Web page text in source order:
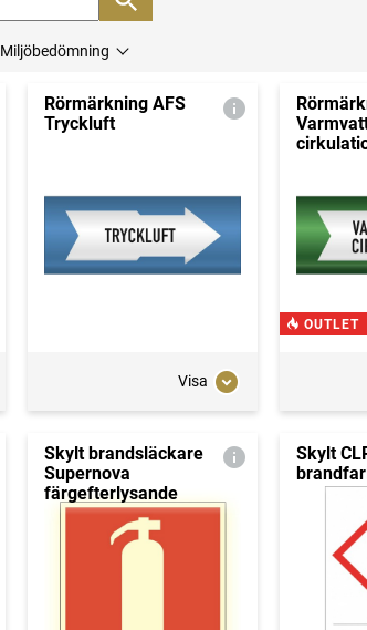
Miljöbedömning
Rörmärkning AFS
Tryckluft
Visa
OUTLET
Skylt brandsläckare
Supernova
färgefterlysande
Skylt